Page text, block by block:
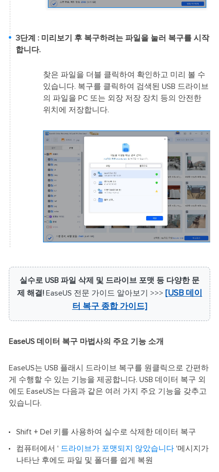
3단계 : 미리보기 후 복구하려는 파일을 눌러 복구를 시작
합니다.
찾은 파일을 더블 클릭하여 확인하고 미리 볼 수
있습니다. 복구를 클릭하여 검색된 USB 드라이브
의 파일을 PC 또는 외장 저장 장치 등의 안전한
위치에 저장합니다.
실수로 USB 파일 삭제 및 드라이브 포맷 등 다양한 문
제 해결! EaseUS 전문 가이드 알아보기 >>> [USB 데이
터 복구 종합 가이드]
EaseUS 데이터 복구 마법사의 주요 기능 소개
EaseUS는 USB 플래시 드라이브 복구를 원클릭으로 간편하
게 수행할 수 있는 기능을 제공합니다. USB 데이터 복구 외
에도 EaseUS는 다음과 같은 여러 가지 주요 기능을 갖추고
있습니다.
Shift + Del 키를 사용하여 실수로 삭제한 데이터 복구
컴퓨터에서 ' 드라이브가 포맷되지 않았습니다'메시지가
나타난 후에도 파일 및 폴더를 쉽게 복원